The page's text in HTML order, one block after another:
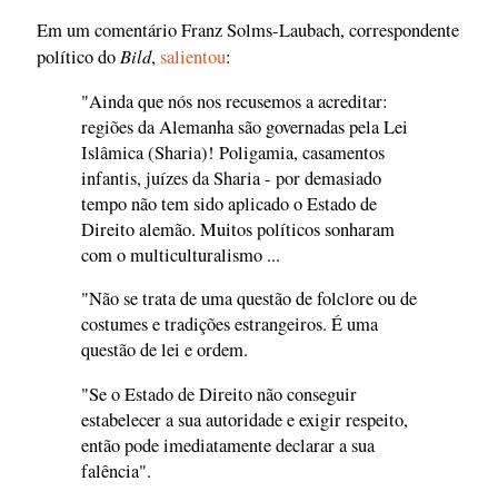
Em um comentário Franz Solms-Laubach, correspondente
político doBild,salientou:
"Ainda que nós nos recusemos a acreditar:
regiões da Alemanha são governadas pela Lei
Islâmica (Sharia)! Poligamia, casamentos
infantis, juízes da Sharia - por demasiado
tempo não tem sido aplicado o Estado de
Direito alemão. Muitos políticos sonharam
com o multiculturalismo ...
"Não se trata de uma questão de folclore ou de
costumes e tradições estrangeiros. É uma
questão de lei e ordem.
"Se o Estado de Direito não conseguir
estabelecer a sua autoridade e exigir respeito,
então pode imediatamente declarar a sua
falência".